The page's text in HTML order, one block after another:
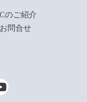
のご紹介
問合せ